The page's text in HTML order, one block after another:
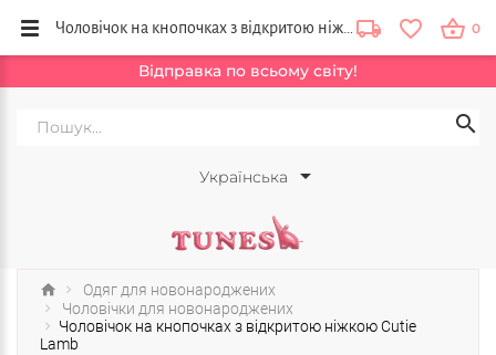
Відправка по всьому світу!
Українська
0
Одяг для новонароджених
Чоловічки для новонароджених
Чоловічок на кнопочках з відкритою ніжкою Cutie
Lamb